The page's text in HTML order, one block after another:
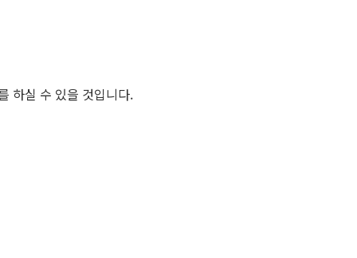
하실 수 있을 것입니다.